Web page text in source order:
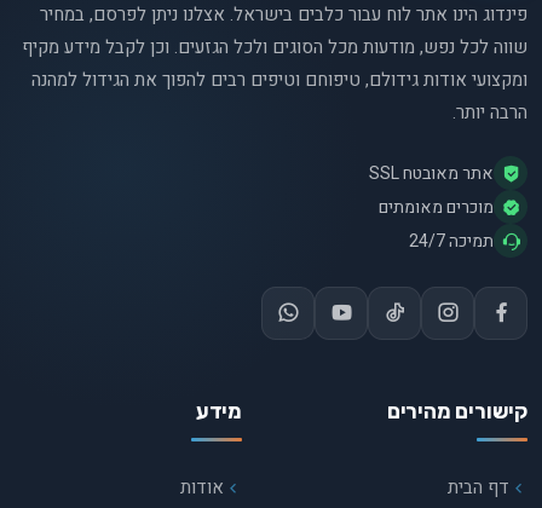
פינדוג הינו אתר לוח עבור כלבים בישראל. אצלנו ניתן לפרסם, במחיר
שווה לכל נפש, מודעות מכל הסוגים ולכל הגזעים. וכן לקבל מידע מקיף
ומקצועי אודות גידולם, טיפוחם וטיפים רבים להפוך את הגידול למהנה
הרבה יותר.
אתר מאובטח SSL
מוכרים מאומתים
תמיכה 24/7
קישורים מהירים
דף הבית
מידע
אודות